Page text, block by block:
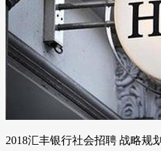
2018汇丰银行社会招聘 战略规